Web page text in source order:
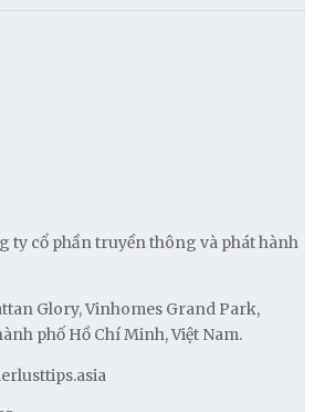
ty cổ phần truyền thông và phát hành
Glory, Vinhomes Grand Park,
phố Hồ Chí Minh, Việt Nam.